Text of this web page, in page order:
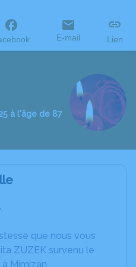
E-mail Lien
à l'âge de 87
que nous vous
ZUZEK survenu le
Mimizan.